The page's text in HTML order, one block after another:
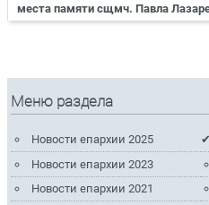
места памяти сщмч. Павла
Меню раздела
Новости епархии 2025
Новости епархии 2023
Новости епархии 2021